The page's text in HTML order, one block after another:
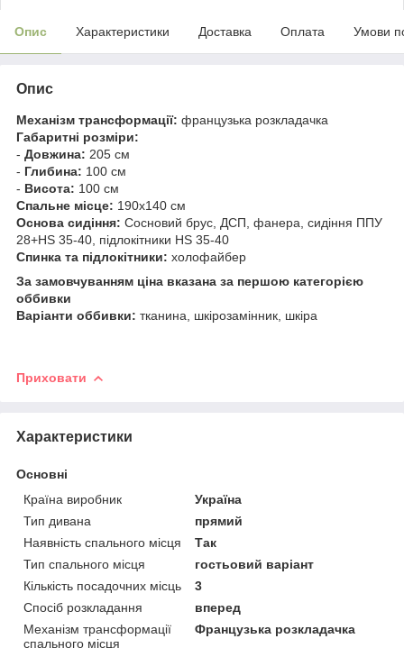
Опис Характеристики Доставка Оплата Умови
Опис
Механізм трансформації: французька розкладачка
Габаритні розміри:
- Довжина: 205 см
- Глибина: 100 см
- Висота: 100 см
Спальне місце: 190х140 см
Основа сидіння: Сосновий брус, ДСП, фанера, сидіння ППУ
28+HS 35-40, підлокітники HS 35-40
Спинка та підлокітники: холофайбер
За замовчуванням ціна вказана за першою категорією
оббивки
Варіанти оббивки: тканина, шкірозамінник, шкіра
Приховати
Характеристики
Основні
Країна виробник
Україна
Тип дивана
прямий
Наявність спального місця
Так
Тип спального місця
гостьовий варіант
Кількість посадочних місць
3
Спосіб розкладання
вперед
Механізм трансформації
спального місця
Французька розкладачка